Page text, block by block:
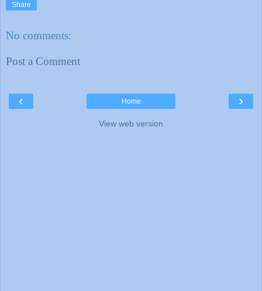
Share
No comments:
Post a Comment
‹ ›
Home
View web version